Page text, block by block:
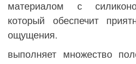
материалом с
который обеспечит
ощущения.
выполняет множество